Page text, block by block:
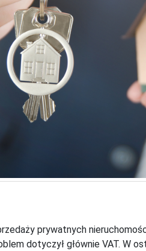
prywatnych
dotyczył głównie VAT. W